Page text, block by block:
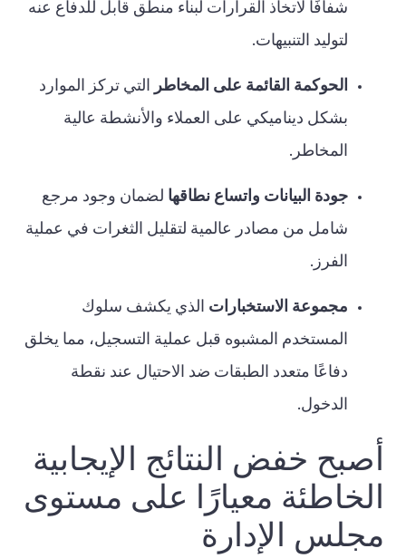
شفافًا لاتخاذ القرارات لبناء منطق قابل للدفاع عنه
لتوليد التنبيهات.
الحوكمة القائمة على المخاطر التي تركز الموارد
بشكل ديناميكي على العملاء والأنشطة عالية
المخاطر.
جودة البيانات واتساع نطاقها لضمان وجود مرجع
شامل من مصادر عالمية لتقليل الثغرات في عملية
الفرز.
مجموعة الاستخبارات الذي يكشف سلوك
المستخدم المشبوه قبل عملية التسجيل، مما يخلق
دفاعًا متعدد الطبقات ضد الاحتيال عند نقطة
الدخول.
أصبح خفض النتائج الإيجابية
الخاطئة معيارًا على مستوى
مجلس الإدارة